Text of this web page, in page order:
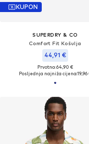
KUPON
SUPERDRY & CO
Comfort Fit Košulja
44,91 €
Prvotno: 64,90 €
Posljednja najniža cijena:19,96